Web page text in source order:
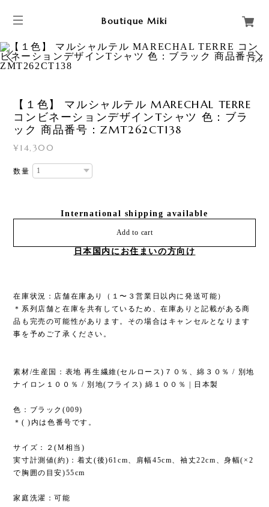
Boutique Miki
1/6
【１色】 マルシャルテル MARECHAL TERRE
コンビネーションデザインTシャツ 色：ブラ
ック 商品番号：ZMT262CT138
¥14,300
数量
International shipping available
Add to cart
日本国内にお住まいの方向け
在庫状況：店舗在庫あり（１〜３営業日以内に発送可能）
＊系列店舗と在庫を共有しているため、在庫ありと記載がある商
品も完売の可能性があります。その場合はキャンセルとなります
事を予めご了承ください。
素材/生産国：表地 再生繊維(セルロース)７０％、綿３０％ / 別地
ナイロン１００％ / 別地(フライス) 綿１００％ | 日本製
色：ブラック(009)
＊( )内は色番号です。
サイズ：２(M相当)
実寸計測値(約)：着丈(後)61cm、肩幅45cm、袖丈22cm、身幅(×2
で胸囲の目安)55cm
家庭洗濯：可能